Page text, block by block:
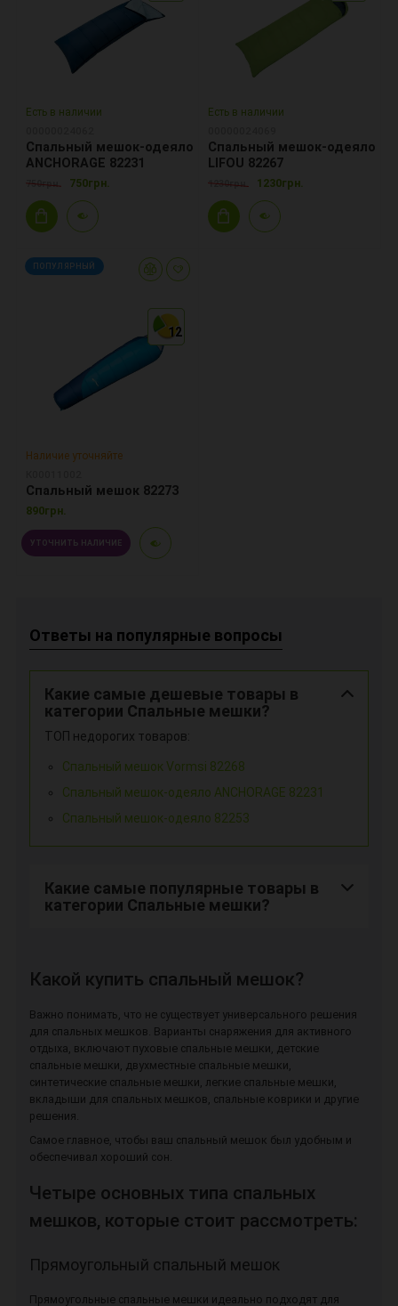
Есть в наличии
Спальный мешок-одеяло
ANCHORAGE 82231
750грн. 750грн.
Есть в наличии
Спальный мешок-одеяло
LIFOU 82267
1230грн. 1230грн.
12
12
12
ПОПУЛЯРНЫЙ
Наличие уточняйте
Спальный мешок 82273
890грн.
УТОЧНИТЬ НАЛИЧИЕ
Ответы на популярные вопросы
Какие самые дешевые товары в
категории Спальные мешки?
ТОП недорогих товаров:
Спальный мешок Vormsi 82268
Спальный мешок-одеяло ANCHORAGE 82231
Спальный мешок-одеяло 82253
Какие самые популярные товары в
категории Спальные мешки?
Какой купить спальный мешок?
Важно понимать, что не существует универсального решения
для спальных мешков. Варианты снаряжения для активного
отдыха, включают пуховые спальные мешки, детские
спальные мешки, двухместные спальные мешки,
синтетические спальные мешки, легкие спальные мешки,
вкладыши для спальных мешков, спальные коврики и другие
решения.
Самое главное, чтобы ваш спальный мешок был удобным и
обеспечивал хороший сон.
Четыре основных типа спальных
мешков, которые стоит рассмотреть:
Прямоугольный спальный мешок
Прямоугольные спальные мешки идеально подходят для